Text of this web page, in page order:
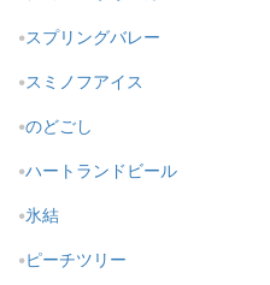
スプリングバレー
スミノフアイス
のどごし
ハートランドビール
氷結
ピーチツリー